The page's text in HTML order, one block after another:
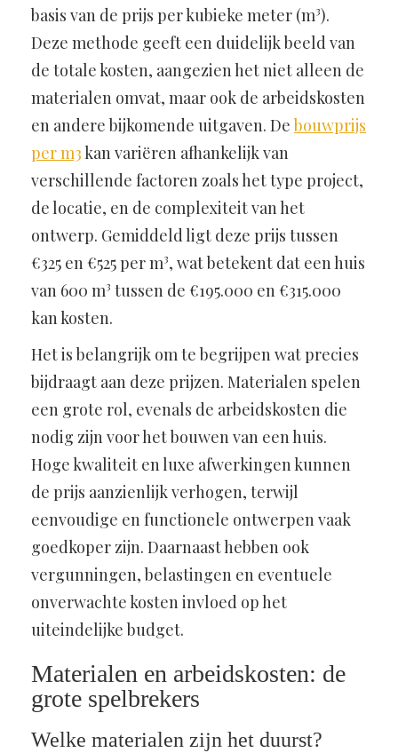
basis van de prijs per kubieke meter (m³).
Deze methode geeft een duidelijk beeld van
de totale kosten, aangezien het niet alleen de
materialen omvat, maar ook de arbeidskosten
en andere bijkomende uitgaven. Debouwprijs
per m3kan variëren afhankelijk van
verschillende factoren zoals het type project,
de locatie, en de complexiteit van het
ontwerp. Gemiddeld ligt deze prijs tussen
€325 en €525 per m³, wat betekent dat een huis
van 600 m³ tussen de €195.000 en €315.000
kan kosten.
Het is belangrijk om te begrijpen wat precies
bijdraagt aan deze prijzen. Materialen spelen
een grote rol, evenals de arbeidskosten die
nodig zijn voor het bouwen van een huis.
Hoge kwaliteit en luxe afwerkingen kunnen
de prijs aanzienlijk verhogen, terwijl
eenvoudige en functionele ontwerpen vaak
goedkoper zijn. Daarnaast hebben ook
vergunningen, belastingen en eventuele
onverwachte kosten invloed op het
uiteindelijke budget.
Materialen en arbeidskosten: de
grote spelbrekers
Welke materialen zijn het duurst?